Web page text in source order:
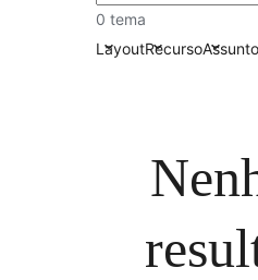
0 tema
LayoutRecursoAssunto